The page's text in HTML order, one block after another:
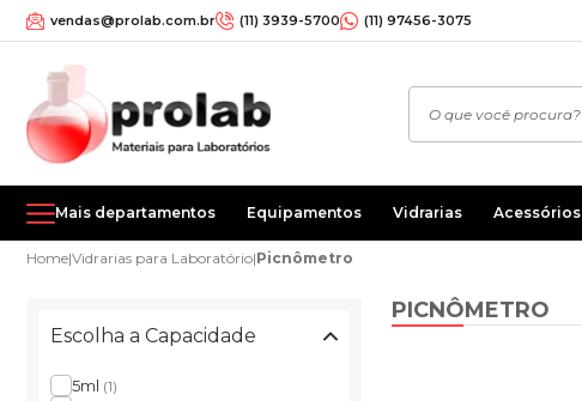
vendas@prolab.com.br (11) 3939-5700 (11) 97456-3075
Mais departamentos Equipamentos Vidrarias Acessórios
Home|Vidrarias para Laboratório|Picnômetro
Escolha a Capacidade
5ml (1)
PICNÔMETRO